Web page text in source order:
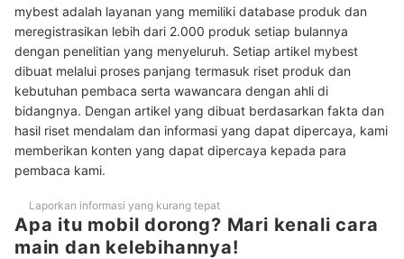
5 Pilih yang memiliki bagasi untuk melatih kerapian anak
10 Rekomendasi mainan mobil dorong terbaik
Baca juga rekomendasi mainan anak lainnya di sini
mybest adalah layanan yang memiliki database produk dan
meregistrasikan lebih dari 2.000 produk setiap bulannya
dengan penelitian yang menyeluruh. Setiap artikel mybest
dibuat melalui proses panjang termasuk riset produk dan
kebutuhan pembaca serta wawancara dengan ahli di
bidangnya. Dengan artikel yang dibuat berdasarkan fakta dan
hasil riset mendalam dan informasi yang dapat dipercaya, kami
memberikan konten yang dapat dipercaya kepada para
pembaca kami.
Laporkan informasi yang kurang tepat
Apa itu mobil dorong? Mari kenali cara
main dan kelebihannya!